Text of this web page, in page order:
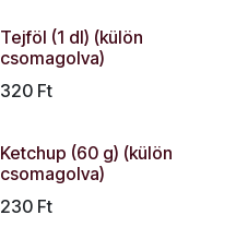
Tejföl (1 dl) (külön
csomagolva)
320Ft
Ketchup (60 g) (külön
csomagolva)
230Ft